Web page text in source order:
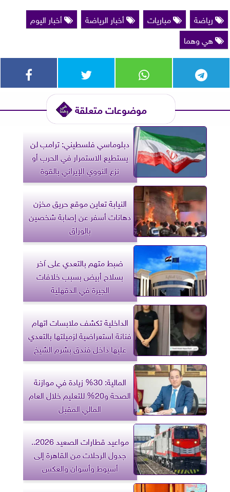
رياضة
مباريات أخبار الرياضة
أخبار اليوم
هي وهما
موضوعات متعلقة
دبلوماسي فلسطيني: ترامب لن
يستطيع الاستمرار في الحرب أو
نزع النووي الإيراني بالقوة
النيابة تعاين موقع حريق مخزن
دهانات أسفر عن إصابة شخصين
بالوراق
ضبط متهم بالتعدي على آخر
بسلاح أبيض بسبب خلافات
الجيرة في الدقهلية
الداخلية تكشف ملابسات اتهام
فنانة استعراضية لزميلتها بالتعدي
عليها داخل فندق بشرم الشيخ
المالية: 30% زيادة في موازنة
الصحة و20% للتعليم خلال العام
المالي المقبل
مواعيد قطارات الصعيد 2026..
جدول الرحلات من القاهرة إلى
أسيوط وأسوان والعكس